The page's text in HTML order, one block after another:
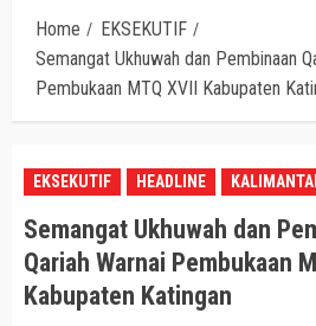
Home
EKSEKUTIF
Semangat Ukhuwah dan Pembinaan
Pembukaan MTQ XVII Kabupaten
EKSEKUTIF HEADLINE
Semangat Ukhuwah dan
Qariah Warnai Pembukaan
Kabupaten Katingan